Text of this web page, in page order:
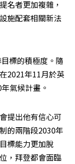
名者更加複雜，
施配套相關新法
標的積極度。隨
2021年11月於英
氣候計畫。
提出他有信心可
的兩階段2030年
標能力更加脫
，拜登都會面臨